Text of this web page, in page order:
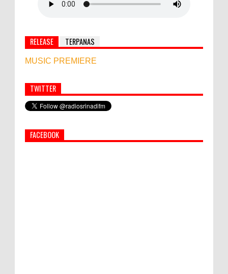
RELEASE TERPANAS
MUSIC PREMIERE
Simbol Persahabatan, RI Bangun Islamic Centre di
Afghanistan
PEMKAB KLUNGKUNG GELAR PASAR
TWITTER
FACEBOOK